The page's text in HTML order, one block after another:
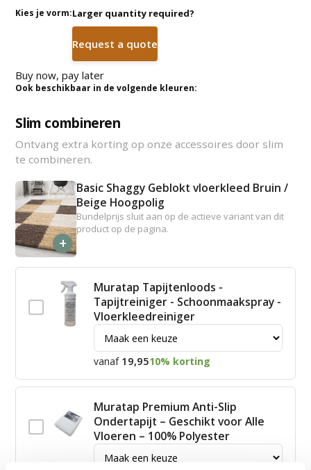
Kies je vorm:Larger quantity required?
Request a quote
Buy now, pay later
Ook beschikbaar in de volgende kleuren:
Slim combineren
Ontvang extra korting op onze accessoires door slim
te combineren.
+
Basic Shaggy Geblokt vloerkleed Bruin /
Beige Hoogpolig
Bundelprijs sluit aan op de actieve variant van dit
product op de pagina.
Muratap Tapijtenloods -
Tapijtreiniger - Schoonmaakspray -
Vloerkleedreiniger
vanaf 19,9510% korting
Muratap Premium Anti-Slip
Ondertapijt – Geschikt voor Alle
Vloeren – 100% Polyester